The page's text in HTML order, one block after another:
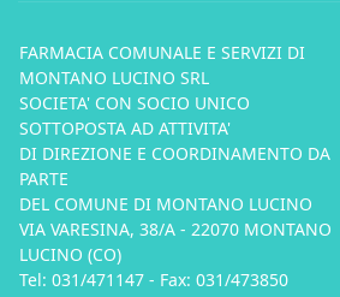
FARMACIA COMUNALE E SERVIZI DI
MONTANO LUCINO SRL
SOCIETA' CON SOCIO UNICO
SOTTOPOSTA AD ATTIVITA'
DI DIREZIONE E COORDINAMENTO DA
PARTE
DEL COMUNE DI MONTANO LUCINO
VIA VARESINA, 38/A - 22070 MONTANO
LUCINO (CO)
Tel: 031/471147 - Fax: 031/473850